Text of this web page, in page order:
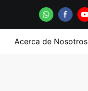
Acerca de Nosotros